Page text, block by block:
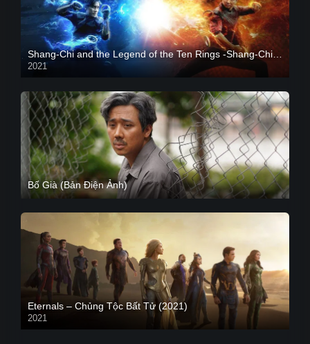
2021
CAM
Bố Già (Bản Điện Ảnh)
Eternals – Chủng Tộc Bất Tử (2021)
2021
Trailer